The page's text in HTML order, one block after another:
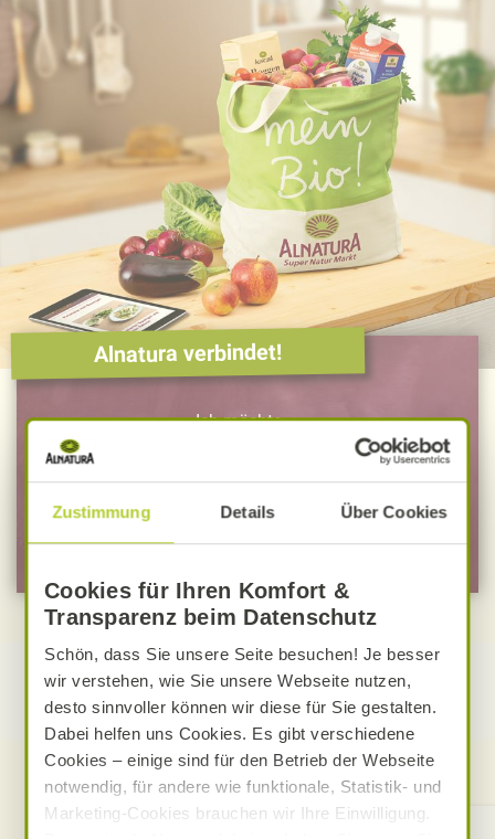
Zustimmung Details Über Cookies
Cookies für Ihren Komfort &
Transparenz beim Datenschutz
Schön, dass Sie unsere Seite besuchen! Je besser
wir verstehen, wie Sie unsere Webseite nutzen,
desto sinnvoller können wir diese für Sie gestalten.
Dabei helfen uns Cookies. Es gibt verschiedene
Cookies – einige sind für den Betrieb der Webseite
notwendig, für andere wie funktionale, Statistik- und
Marketing-Cookies brauchen wir Ihre Einwilligung.
Alnatura verbindet!
Ich möchte ...
… mich zum Newsletter anmelden
… mich zu Mein Alnatura anmelden